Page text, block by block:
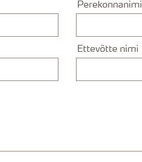
Perekonnanimi
Ettevõtte nimi